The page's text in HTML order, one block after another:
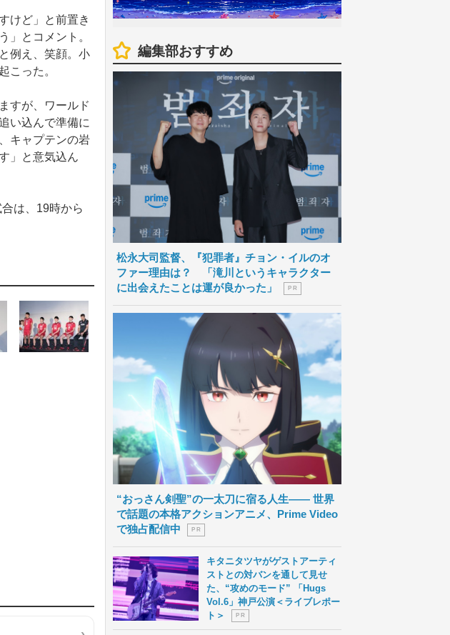
けど」と前置き
」とコメント。
例え、笑顔。小
こった。
すが、ワールド
い込んで準備に
キャプテンの岩
」と意気込ん
は、19時から
編集部おすすめ
松永大司監督、『犯罪者』チョン・イルのオ
ファー理由は？ 「滝川というキャラクター
に出会えたことは運が良かった」
P R
“おっさん剣聖”の一太刀に宿る人生―― 世界
で話題の本格アクションアニメ、Prime Video
で独占配信中
P R
キタニタツヤがゲストアーティ
ストとの対バンを通して見せ
た、“攻めのモード” 「Hugs
Vol.6」神戸公演＜ライブレポー
ト＞
P R